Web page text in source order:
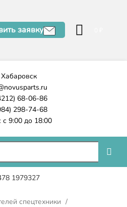
заявку
Хабаровск
68-06-86
298-74-68
9:00 до 18:00
спецтехники